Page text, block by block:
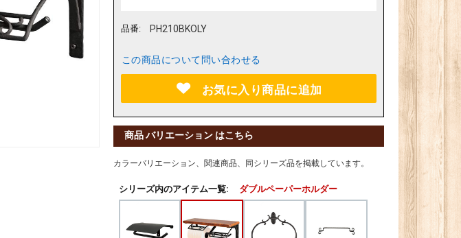
品番: PH210BKOLY
この商品について問い合わせる
お気に入り商品に追加
商品 バリエーション はこちら
カラーバリエーション、関連商品、同シリーズ品を掲載しています。
シリーズ内のアイテム一覧: ダブルペーパーホルダー